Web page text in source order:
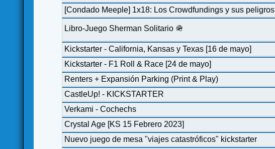
[Condado Meeple] 1x18: Los Crowdfundings y sus peligros
Libro-Juego Sherman Solitario 🪖
Kickstarter - California, Kansas y Texas [16 de mayo]
Kickstarter - F1 Roll & Race [24 de mayo]
Renters + Expansión Parking (Print & Play)
CastleUp! - KICKSTARTER
Verkami - Cochechs
Crystal Age [KS 15 Febrero 2023]
Nuevo juego de mesa "viajes catastróficos" kickstarter